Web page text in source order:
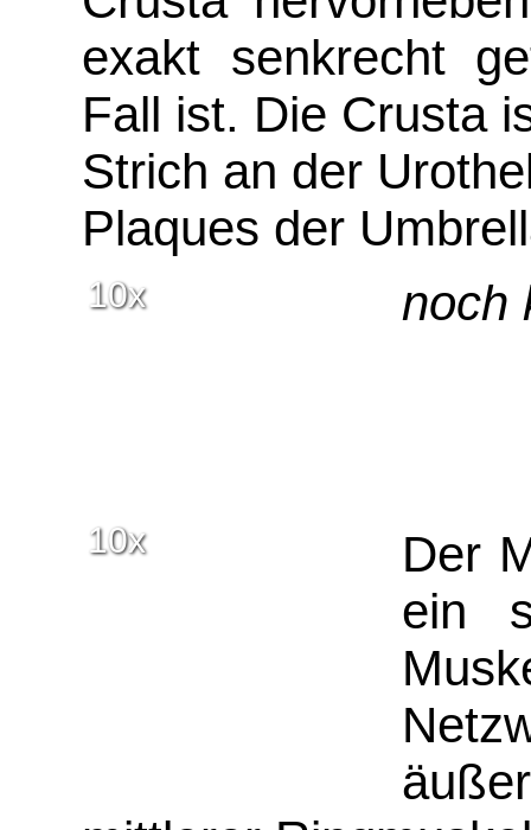
exakt senkrecht
Fall ist. Die Crusta
Strich an der
Plaques der
10x noch
10x
Der
ein